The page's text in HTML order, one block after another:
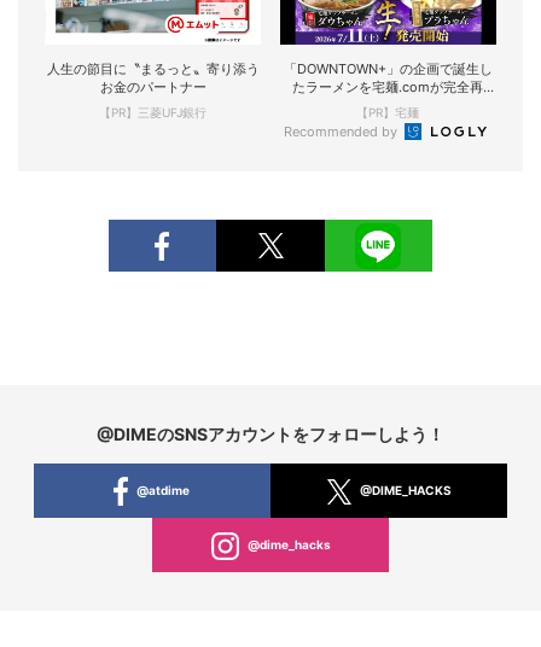
人生の節目に〝まるっと〟寄り添う
お金のパートナー
【PR】三菱UFJ銀行
「DOWNTOWN+」の企画で誕生し
たラーメンを宅麺.comが完全再
現！
【PR】宅麺
Recommended by
@DIMEのSNSアカウントをフォローしよう！
@atdime @DIME_HACKS
@dime_hacks